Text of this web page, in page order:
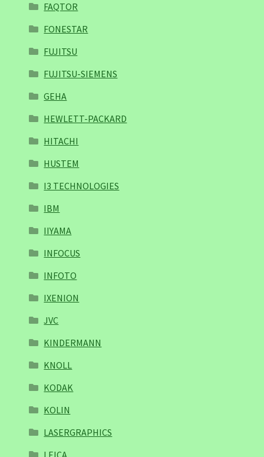
FAQTOR
FONESTAR
FUJITSU
FUJITSU-SIEMENS
GEHA
HEWLETT-PACKARD
HITACHI
HUSTEM
I3 TECHNOLOGIES
IBM
IIYAMA
INFOCUS
INFOTO
IXENION
JVC
KINDERMANN
KNOLL
KODAK
KOLIN
LASERGRAPHICS